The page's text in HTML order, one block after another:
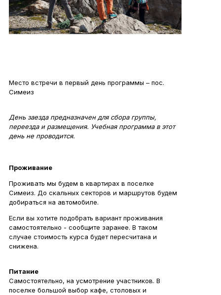
Место встречи в первый день программы – пос.
Симеиз
День заезда предназначен для сбора группы,
переезда и размещения. Учебная программа в этот
день не проводится.
Проживание
Проживать мы будем в квартирах в поселке
Симеиз. До скальных секторов и маршрутов будем
добираться на автомобиле.
Если вы хотите подобрать вариант проживания
самостоятельно - сообщите заранее. В таком
случае стоимость курса будет пересчитана и
снижена.
Питание
Самостоятельно, на усмотрение участников. В
поселке большой выбор кафе, столовых и